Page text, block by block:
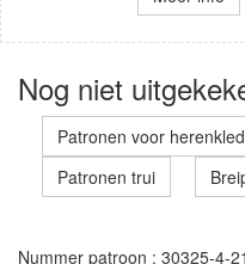
Nog niet
Patronen voor
Patronen trui
Nummer patroon : 30325-4-